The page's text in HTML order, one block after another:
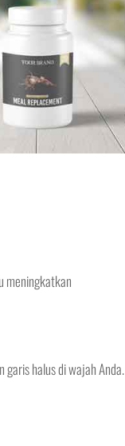
meningkatkan
halus di wajah Anda.